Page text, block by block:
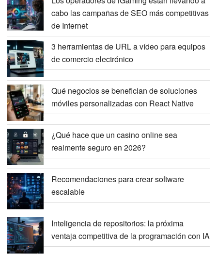
cabo las campañas de SEO más competitivas
de Internet
3 herramientas de URL a vídeo para equipos
de comercio electrónico
Qué negocios se benefician de soluciones
móviles personalizadas con React Native
¿Qué hace que un casino online sea
realmente seguro en 2026?
Recomendaciones para crear software
escalable
Inteligencia de repositorios: la próxima
ventaja competitiva de la programación con IA